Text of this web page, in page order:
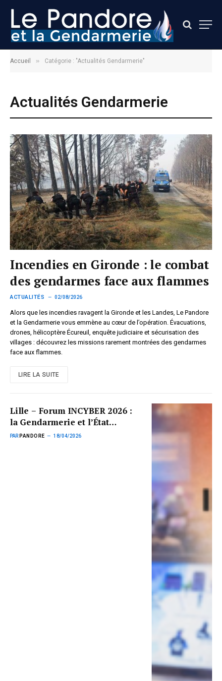
Accueil » Catégorie : "Actualités Gendarmerie"
Actualités Gendarmerie
Incendies en Gironde : le combat
des gendarmes face aux flammes
ACTUALITÉS 02/08/2026
Alors que les incendies ravagent la Gironde et les Landes, Le Pandore
et la Gendarmerie vous emmène au cœur de l’opération. Évacuations,
drones, hélicoptère Écureuil, enquête judiciaire et sécurisation des
villages : découvrez les missions rarement montrées des gendarmes
face aux flammes.
LIRE LA SUITE
Lille – Forum INCYBER 2026 :
la Gendarmerie et l’État
structurent leur réponse face à
PAR PANDORE 18/04/2026